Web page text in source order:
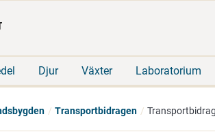
Djur Växter Laboratorium
Transportbidragen